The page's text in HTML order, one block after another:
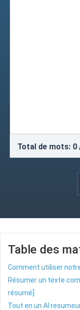
Total de mots: 0
Table des
Comment utiliser
Résumer un texte
résumé]
Tout en un AI